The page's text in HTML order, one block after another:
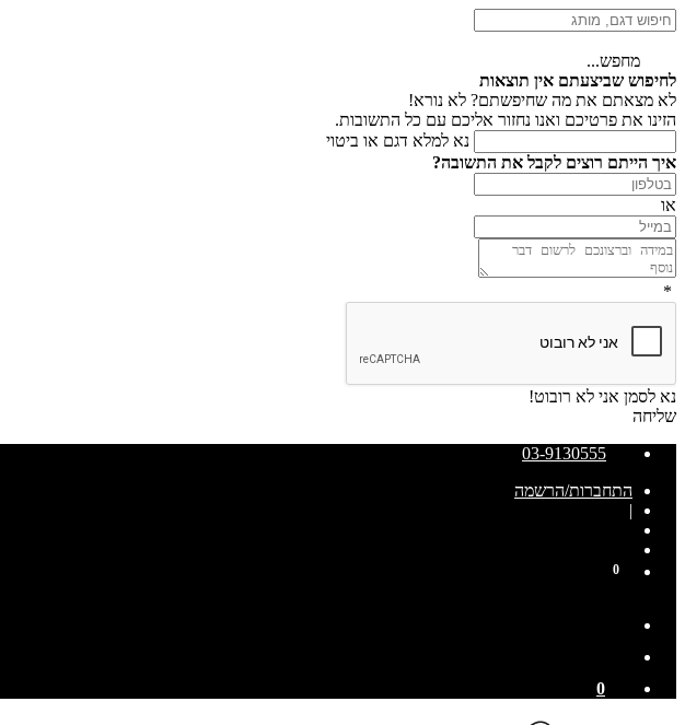
מחפש...
לחיפוש שביצעתם אין תוצאות
לא מצאתם את מה שחיפשתם? לא נורא!
הזינו את פרטיכם ואנו נחזור אליכם עם כל התשובות.
נא למלא דגם או ביטוי
איך הייתם רוצים לקבל את התשובה?
או
*
נא לסמן אני לא רובוט!
שליחה
03-9130555
התחברות/הרשמה
|
0
0